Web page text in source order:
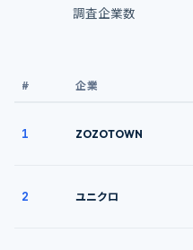
調査企業数
# 企業
1 ZOZOTOWN
2 ユニクロ